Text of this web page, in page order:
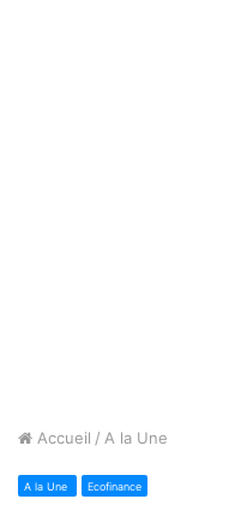
Accueil / A la Une
A la Une Ecofinance